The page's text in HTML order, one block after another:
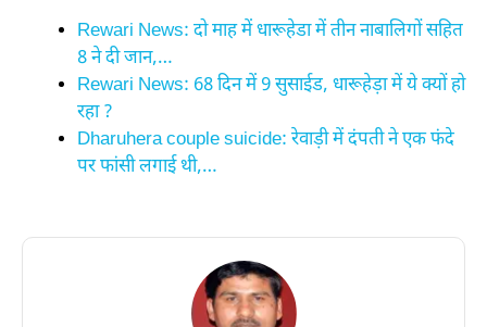
Rewari News: दो माह में धारूहेडा में तीन नाबालिगों सहित
8 ने दी जान,…
Rewari News: 68 दिन में 9 सुसाईड, धारूहेड़ा में ये क्यों हो
रहा ?
Dharuhera couple suicide: रेवाड़ी में दंपती ने एक फंदे
पर फांसी लगाई थी,…